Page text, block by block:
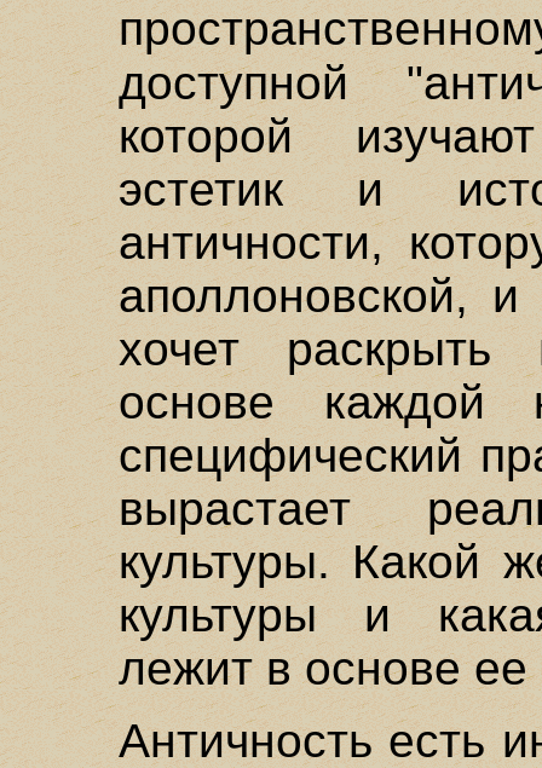
доступной
которой
эстетик и
античности,
аполлоновской,
хочет
основе каждой
специфический
вырастает
культуры. Какой
культуры и
лежит в основе ее
Античность есть